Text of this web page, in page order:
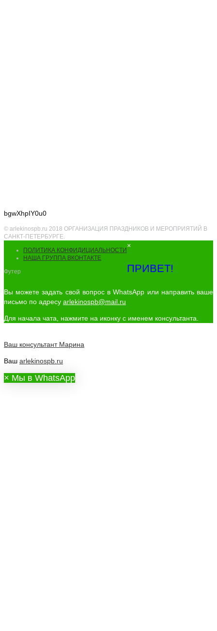
bgwXhpIY0u0
© arlekinospb.ru 2018 ОРГАНИЗАЦИЯ ПРАЗДНИКОВ И МЕРОПРИЯТИЙ В
САНКТ-ПЕТЕРБУРГЕ.
ПОЛИТИКА КОНФИДИЦИАЛЬНОСТИ
НАША ГРУППА ВКОНТАКТЕ
Футер
×
ПРИВЕТ!
Вы можете задать свой вопрос в WhatsApp или направить ваше
письмо по адресу arlekinospb@mail.ru
Для начала чата, нажмите на иконку с именем консультанта.
Ваш консультант Марина
Ваш arlekinospb.ru
× Мы в WhatsApp